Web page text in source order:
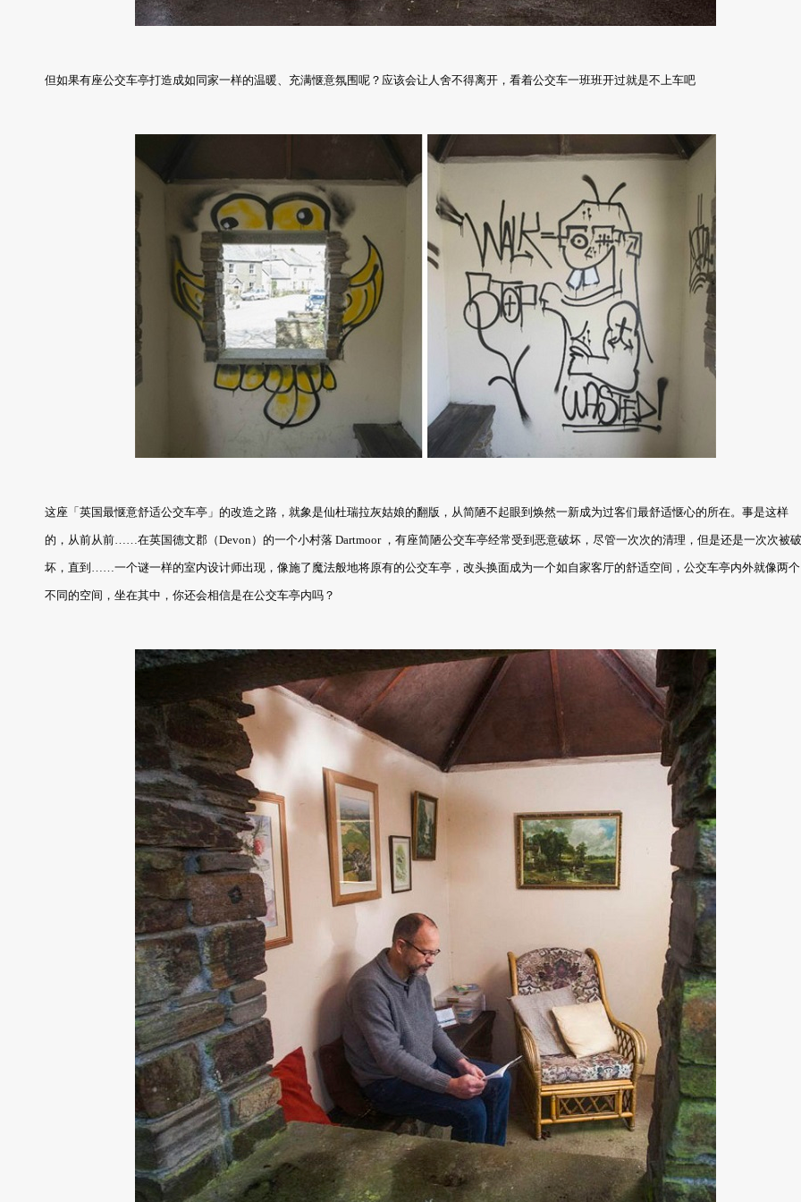
但如果有座公交车亭打造成如同家一样的温暖、充满惬意氛围呢？应该会让人舍不得离开，看着公交车一班班开过就是不上车吧
这座「英国最惬意舒适公交车亭」的改造之路，就象是仙杜瑞拉灰姑娘的翻版，从简陋不起眼到焕然一新成为过客们最舒适惬心的所在。事是这样
的，从前从前……在英国德文郡（Devon）的一个小村落 Dartmoor ，有座简陋公交车亭经常受到恶意破坏，尽管一次次的清理，但是还是一次次被破
坏，直到……一个谜一样的室内设计师出现，像施了魔法般地将原有的公交车亭，改头换面成为一个如自家客厅的舒适空间，公交车亭内外就像两个
不同的空间，坐在其中，你还会相信是在公交车亭内吗？